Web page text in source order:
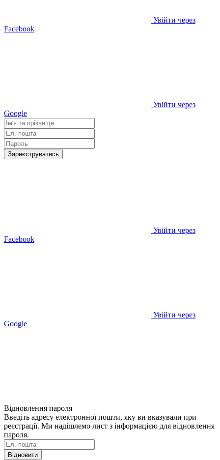
Увійти через
Facebook
Увійти через
Google
Зареєструватись
Увійти через
Facebook
Увійти через
Google
Відновлення пароля
Введіть адресу електронної пошти, яку ви вказували при
реєстрації. Ми надішлемо лист з інформацією для відновлення
пароля.
Відновити